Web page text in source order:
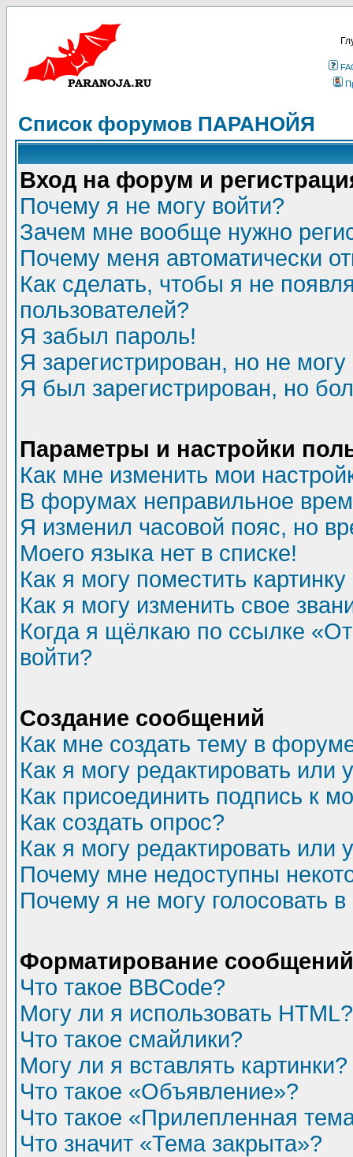
Список форумов ПАРАНОЙЯ
Вход на форум и
Почему я не могу войти?
Зачем мне вообще нужно
Почему меня автоматически
Как сделать, чтобы я не
пользователей?
Я забыл пароль!
Я зарегистрирован, но не могу
Я был зарегистрирован, но
Параметры и настройки
Как мне изменить мои
В форумах неправильное
Я изменил часовой пояс, но
Моего языка нет в списке!
Как я могу поместить
Как я могу изменить свое
Когда я щёлкаю по ссылке
войти?
Создание сообщений
Как мне создать тему в
Как я могу редактировать или
Как присоединить подпись к
Как создать опрос?
Как я могу редактировать или
Почему мне недоступны
Почему я не могу голосовать
Форматирование
Что такое BBCode?
Могу ли я использовать HTML?
Что такое смайлики?
Могу ли я вставлять картинки?
Что такое «Объявление»?
Что такое «Прилепленная
Что значит «Тема закрыта»?